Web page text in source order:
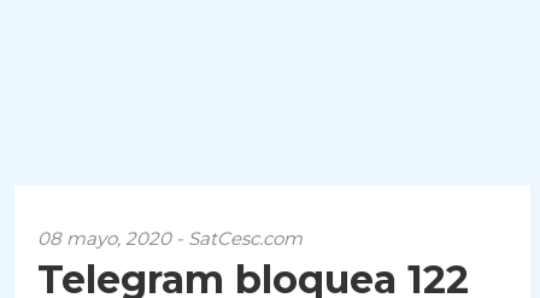
08 mayo, 2020 - SatCesc.com
Telegram bloquea 122